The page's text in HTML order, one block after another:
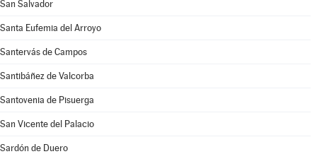
San Salvador
Santa Eufemia del Arroyo
Santervás de Campos
Santibáñez de Valcorba
Santovenia de Pisuerga
San Vicente del Palacio
Sardón de Duero